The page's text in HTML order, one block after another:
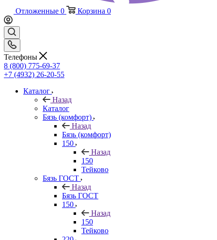
Отложенные 0 Корзина 0
Телефоны
8 (800) 775-69-37
+7 (4932) 26-20-55
Каталог
Назад
Каталог
Бязь (комфорт)
Назад
Бязь (комфорт)
150
Назад
150
Тейково
Бязь ГОСТ
Назад
Бязь ГОСТ
150
Назад
150
Тейково